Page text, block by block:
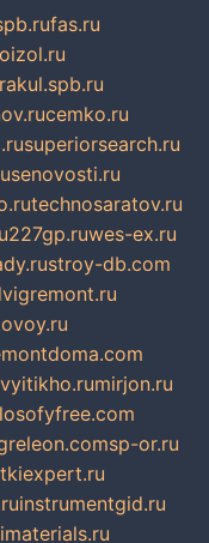
fas.ru
cemko.ru
superiorsearch.ru
senovosti.ru
technosaratov.ru
227gp.ruwes-ex.ru
stroy-db.com
vyitikho.rumirjon.ru
sp-or.ru
instrumentgid.ru